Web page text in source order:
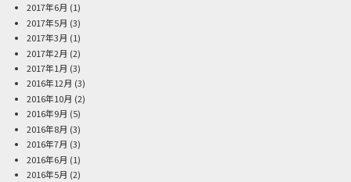
2017年6月 (1)
2017年5月 (3)
2017年3月 (1)
2017年2月 (2)
2017年1月 (3)
2016年12月 (3)
2016年10月 (2)
2016年9月 (5)
2016年8月 (3)
2016年7月 (3)
2016年6月 (1)
2016年5月 (2)